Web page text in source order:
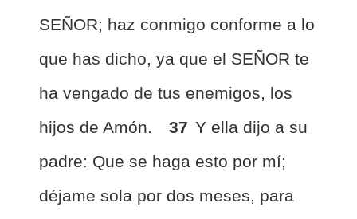
SEÑOR; haz conmigo conforme a lo
que has dicho, ya que el SEÑOR te
ha vengado de tus enemigos, los
hijos de Amón.
37 Y ella dijo a su
padre: Que se haga esto por mí;
déjame sola por dos meses, para